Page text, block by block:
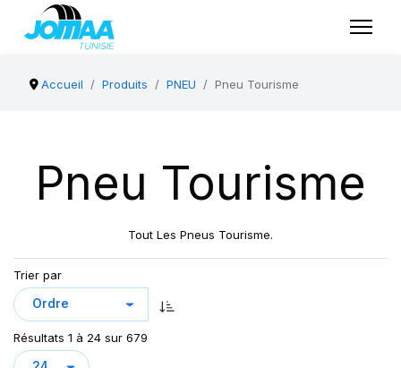
Accueil Produits PNEU Pneu Tourisme
Pneu Tourisme
Tout Les Pneus Tourisme.
Trier par
Résultats 1 à 24 sur 679